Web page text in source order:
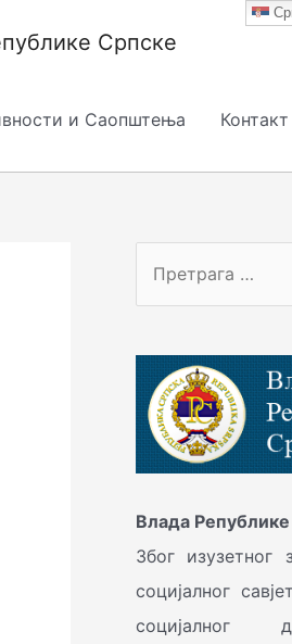
Српске
и Саопштења Контакт
т
р
а
з
а
:
Влада
Због изузетног
социјалног
социјалног